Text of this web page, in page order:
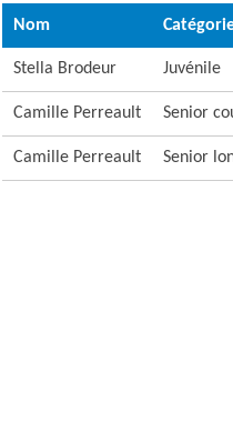
Nom
Stella Brodeur Juvénile
Camille Perreault Senior
Camille Perreault Senior